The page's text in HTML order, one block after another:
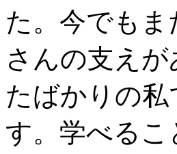
た。今でも
さんの支え
たばかりの
す。学べる